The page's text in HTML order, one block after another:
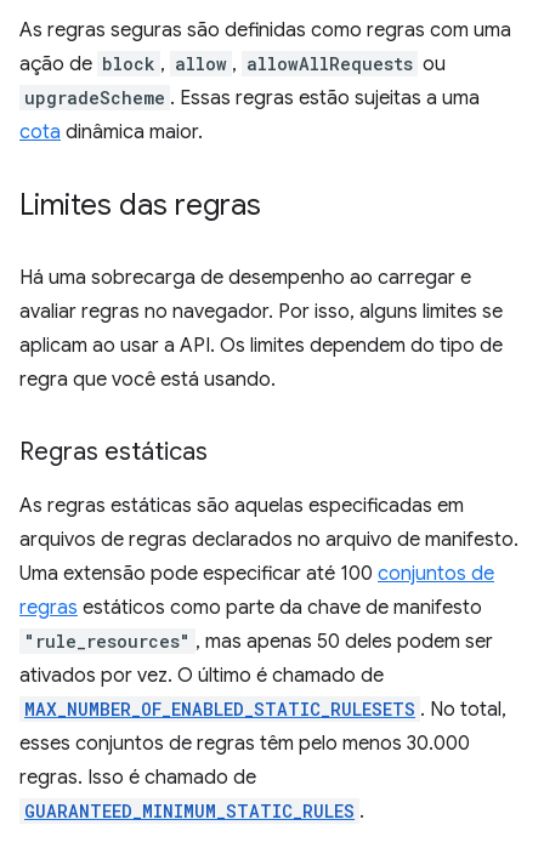
As regras seguras são definidas como regras com uma
ação de block , allow , allowAllRequests ou
upgradeScheme . Essas regras estão sujeitas a uma
cota dinâmica maior.
Limites das regras
Há uma sobrecarga de desempenho ao carregar e
avaliar regras no navegador. Por isso, alguns limites se
aplicam ao usar a API. Os limites dependem do tipo de
regra que você está usando.
Regras estáticas
As regras estáticas são aquelas especificadas em
arquivos de regras declarados no arquivo de manifesto.
Uma extensão pode especificar até 100 conjuntos de
regras estáticos como parte da chave de manifesto
"rule_resources" , mas apenas 50 deles podem ser
ativados por vez. O último é chamado de
MAX_NUMBER_OF_ENABLED_STATIC_RULESETS . No total,
esses conjuntos de regras têm pelo menos 30.000
regras. Isso é chamado de
GUARANTEED_MINIMUM_STATIC_RULES .